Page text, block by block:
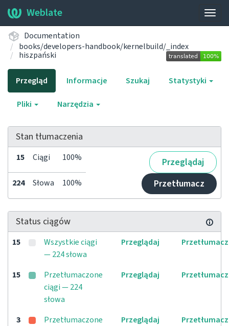
Weblate
Documentation
books/developers-handbook/kernelbuild/_index
hiszpański
Przegląd Informacje Szukaj Statystyki
Pliki Narzędzia
Stan tłumaczenia
15 Ciągi 100%
Przeglądaj
Przetłumacz
224 Słowa 100%
Status ciągów
15
Wszystkie ciągi
— 224 słowa
Przeglądaj Przetłumacz
15
Przetłumaczone
ciągi — 224
słowa
Przeglądaj Przetłumacz
3
Przetłumaczone
Przeglądaj Przetłumacz